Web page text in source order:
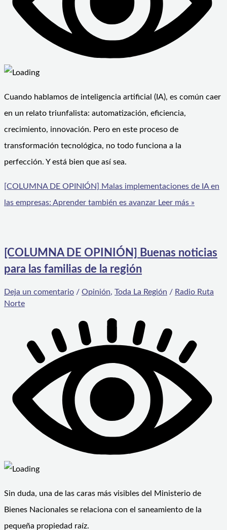
Cuando hablamos de inteligencia artificial (IA), es común caer
en un relato triunfalista: automatización, eficiencia,
crecimiento, innovación. Pero en este proceso de
transformación tecnológica, no todo funciona a la
perfección. Y está bien que así sea.
[COLUMNA DE OPINIÓN] Malas implementaciones de IA en
las empresas: Aprender también es avanzar Leer más »
[COLUMNA DE OPINIÓN] Buenas noticias
para las familias de la región
Deja un comentario / Opinión, Toda La Región / Radio Ruta
Norte
Sin duda, una de las caras más visibles del Ministerio de
Bienes Nacionales se relaciona con el saneamiento de la
pequeña propiedad raíz.